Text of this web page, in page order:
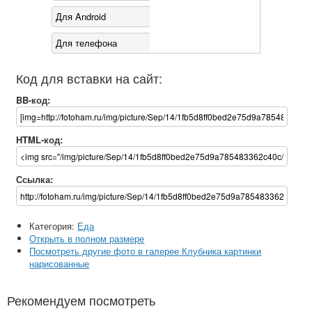
Для Android
Для телефона
Код для вставки на сайт:
BB-код:
HTML-код:
Ссылка:
Категория: Еда
Открыть в полном размере
Посмотреть другие фото в галерее Клубника картинки
нарисованные
Рекомендуем посмотреть